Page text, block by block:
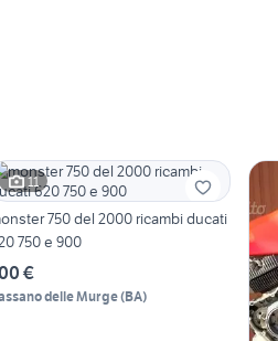
11
750 del 2000 ricambi ducati
750 e 900
€
delle Murge(BA)